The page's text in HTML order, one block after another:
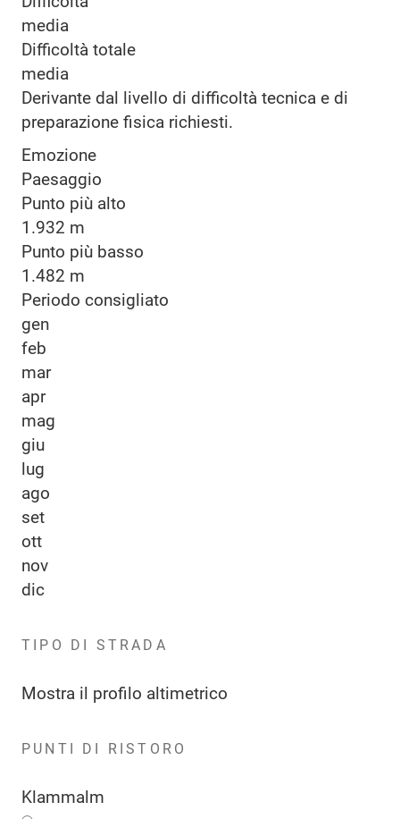
media
Difficoltà totale
media
Derivante dal livello di difficoltà tecnica e di
preparazione fisica richiesti.
Emozione
Paesaggio
Punto più alto
1.932 m
Punto più basso
1.482 m
Periodo consigliato
gen
feb
mar
apr
mag
giu
lug
ago
set
ott
nov
dic
TIPO DI STRADA
Mostra il profilo altimetrico
PUNTI DI RISTORO
Klammalm